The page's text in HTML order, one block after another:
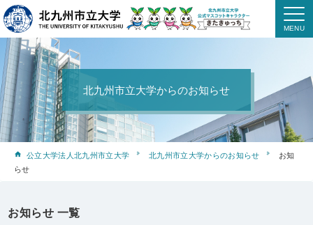
北九州市立大学からのお知らせ
公立大学法人北九州市立大学 北九州市立大学からのお知らせ
お知
らせ
お知らせ 一覧